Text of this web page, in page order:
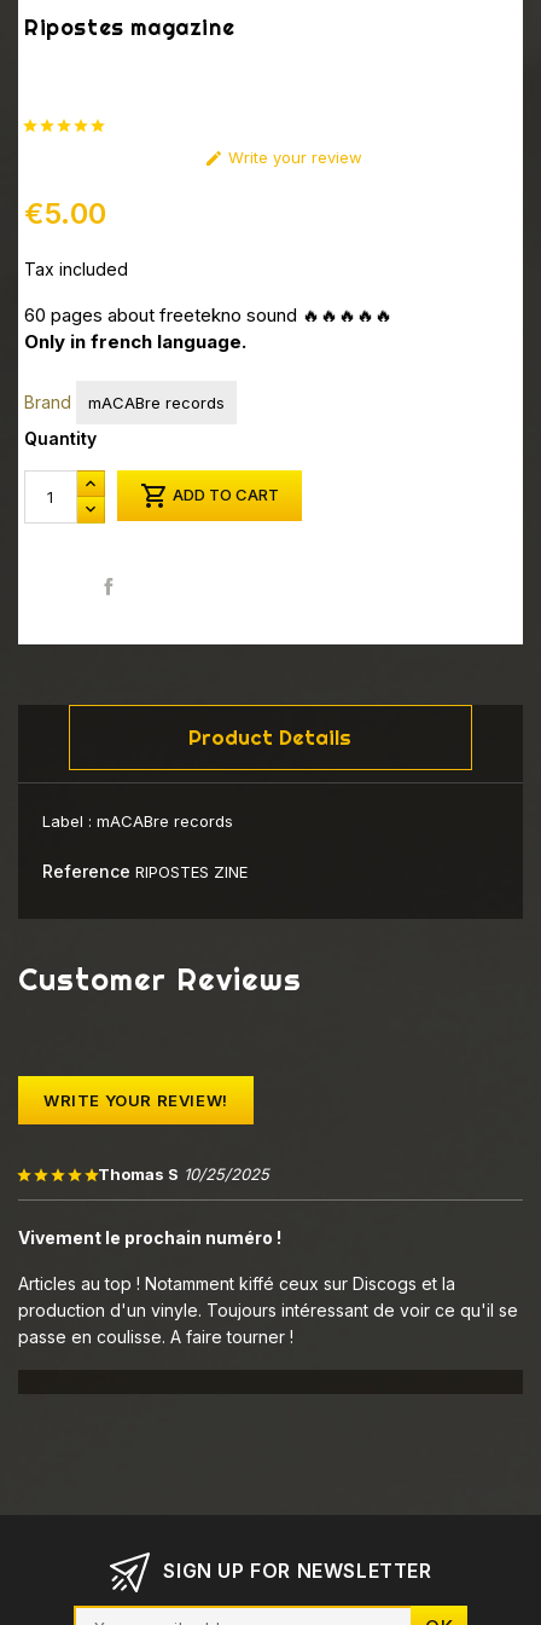
Ripostes magazine
 Write your review
€5.00
Tax included
60 pages about freetekno sound 🔥🔥🔥🔥🔥
Only in french language.
Brand mACABre records
Quantity
 ADD TO CART
Product Details
Label : mACABre records
Reference RIPOSTES ZINE
Customer Reviews
WRITE YOUR REVIEW!
Thomas S 10/25/2025
Vivement le prochain numéro !
Articles au top ! Notamment kiffé ceux sur Discogs et la
production d'un vinyle. Toujours intéressant de voir ce qu'il se
passe en coulisse. A faire tourner !
SIGN UP FOR NEWSLETTER